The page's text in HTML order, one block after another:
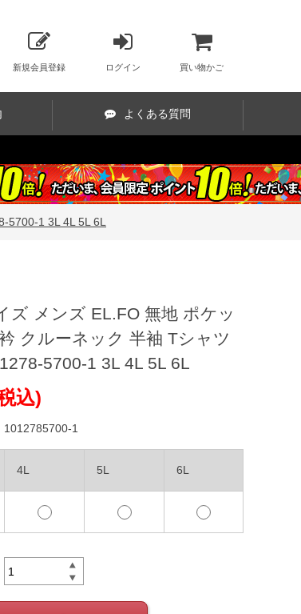
新規会員登録 ログイン 買い物かご
よくある質問
5700-1 3L 4L 5L 6L
ズ メンズ EL.FO 無地 ポケッ
クルーネック 半袖 Tシャツ
5700-1 3L 4L 5L 6L
込)
1012785700-1
4L 5L 6L